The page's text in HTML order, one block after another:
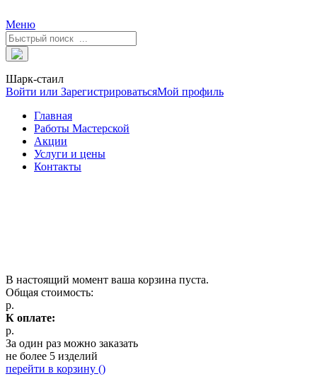
Меню
Шарк-стаил
Войти или ЗарегистрироватьсяМой профиль
Главная
Работы Мастерской
Акции
Услуги и цены
Контакты
В настоящий момент ваша корзина пуста.
Общая стоимость:
р.
К оплате:
р.
За один раз можно заказать
не более 5 изделий
перейти в корзину ()